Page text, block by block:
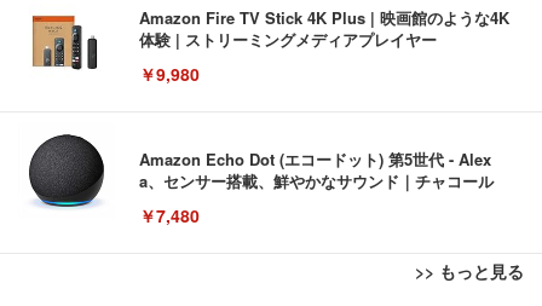
Amazon Fire TV Stick 4K Plus | 映画館のような4K
体験 | ストリーミングメディアプレイヤー
￥9,980
Amazon Echo Dot (エコードット) 第5世代 - Alex
a、センサー搭載、鮮やかなサウンド｜チャコール
￥7,480
>> もっと見る